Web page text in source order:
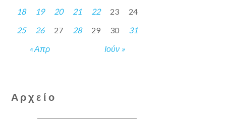
« Απρ Ιούν »
18
19 20 21 22 23
24
25
26 27 28 29 30 31
Αρχείο